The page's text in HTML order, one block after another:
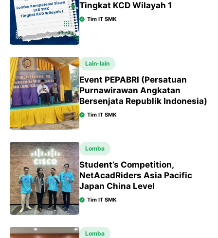
Tingkat KCD Wilayah 1
Tim IT SMK
Lain-lain
Event PEPABRI (Persatuan
Purnawirawan Angkatan
Bersenjata Republik Indonesia)
Tim IT SMK
Lomba
Student’s Competition,
NetAcadRiders Asia Pacific
Japan China Level
Tim IT SMK
Lomba